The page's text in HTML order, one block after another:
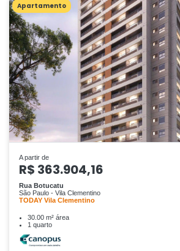
Apartamento
A partir de
R$ 363.904,16
Rua Botucatu
São Paulo - Vila Clementino
TODAY Vila Clementino
30.00 m² área
1 quarto